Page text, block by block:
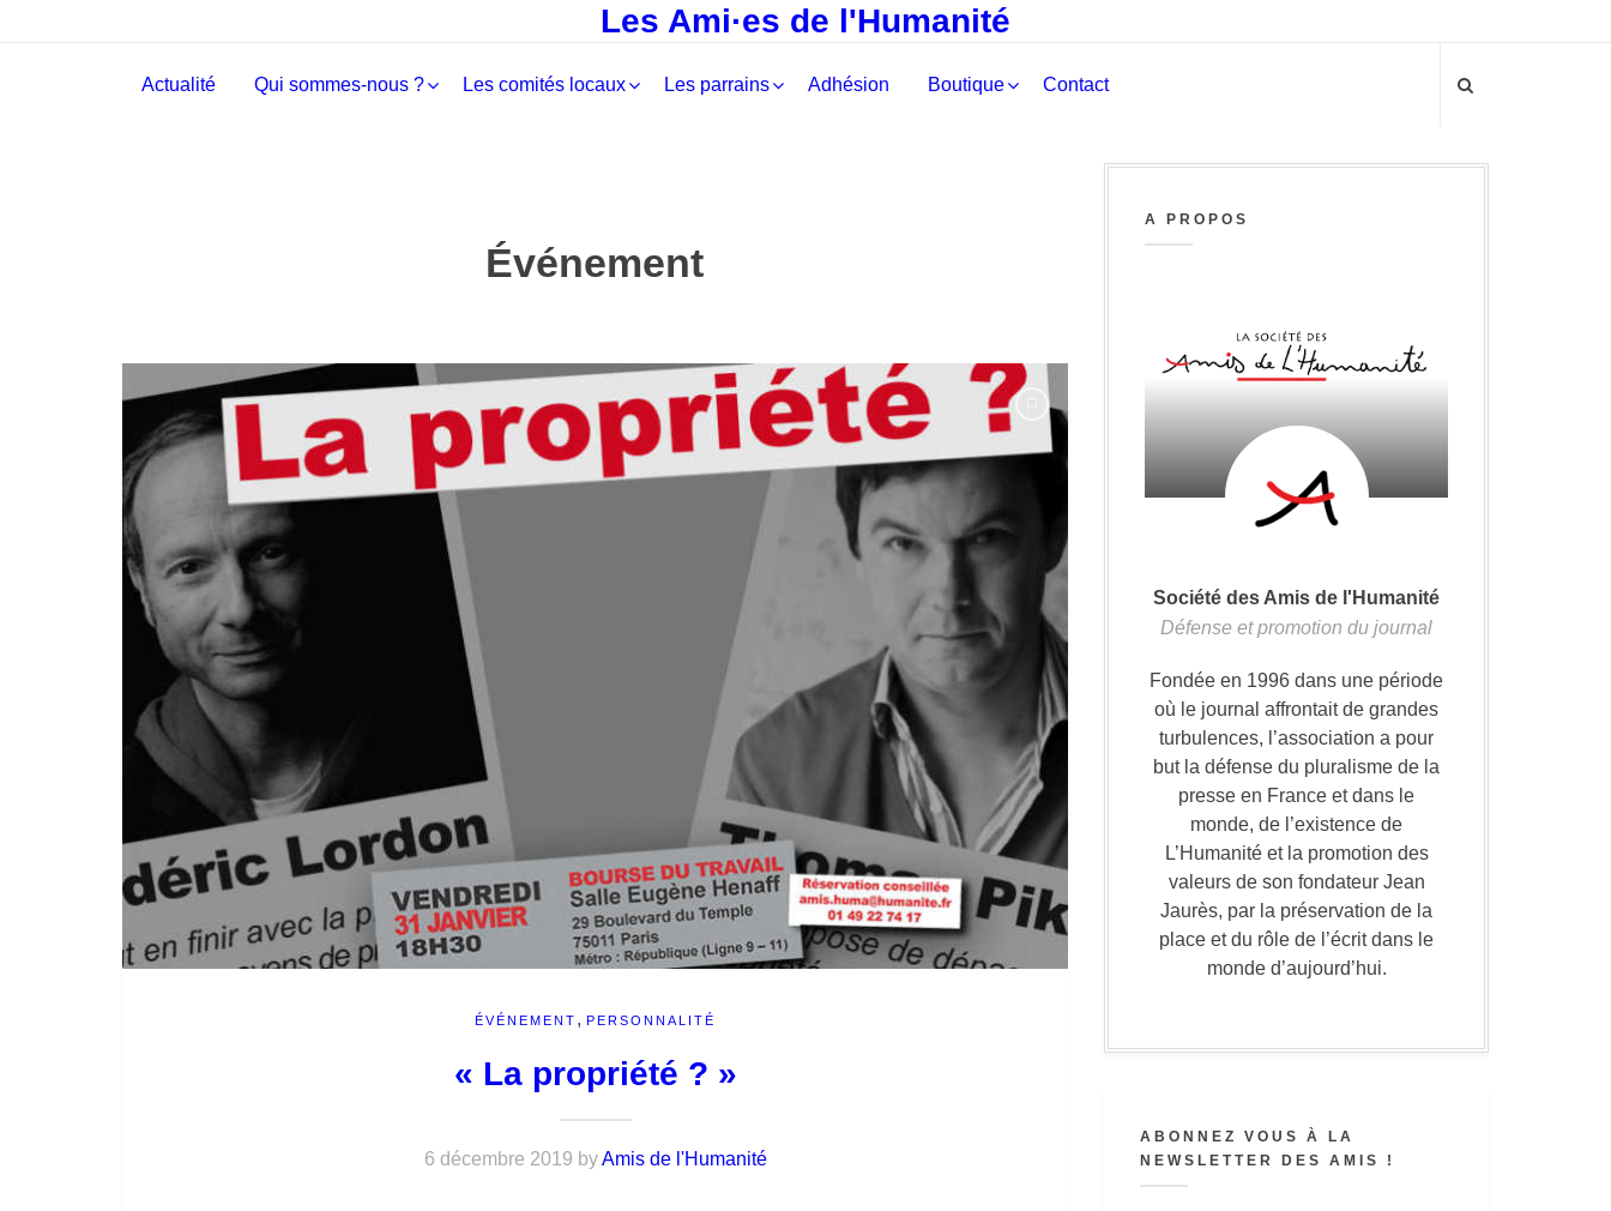
Les Ami·es de l'Humanité
Actualité Qui sommes-nous ? Les comités locaux Les parrains Adhésion Boutique Contact
Événement
ÉVÉNEMENT , PERSONNALITÉ
« La propriété ? »
6 décembre 2019 byAmis de l'Humanité
A PROPOS
Société des Amis de l'Humanité
Défense et promotion du journal
Fondée en 1996 dans une période
où le journal affrontait de grandes
turbulences, l’association a pour
but la défense du pluralisme de la
presse en France et dans le
monde, de l’existence de
L’Humanité et la promotion des
valeurs de son fondateur Jean
Jaurès, par la préservation de la
place et du rôle de l’écrit dans le
monde d’aujourd’hui.
ABONNEZ VOUS À LA
NEWSLETTER DES AMIS !